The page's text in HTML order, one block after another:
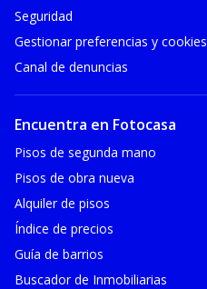
Seguridad
Gestionar preferencias y cookies
Canal de denuncias
Encuentra en Fotocasa
Pisos de segunda mano
Pisos de obra nueva
Alquiler de pisos
Índice de precios
Guía de barrios
Buscador de Inmobiliarias